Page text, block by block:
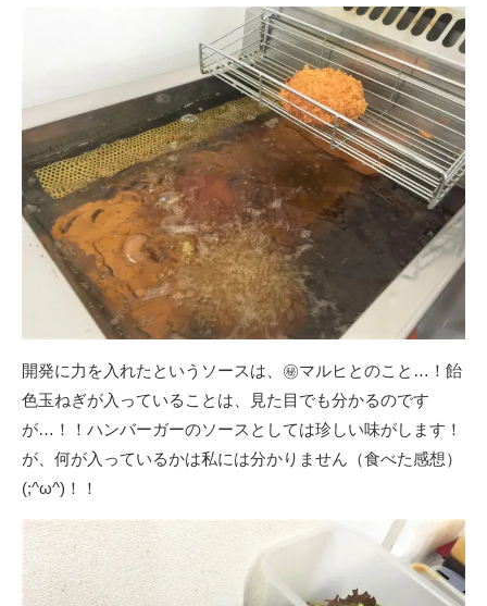
開発に力を入れたというソースは、㊙マルヒとのこと…！飴
色玉ねぎが入っていることは、見た目でも分かるのです
が…！！ハンバーガーのソースとしては珍しい味がします！
が、何が入っているかは私には分かりません（食べた感想）
(;^ω^)！！